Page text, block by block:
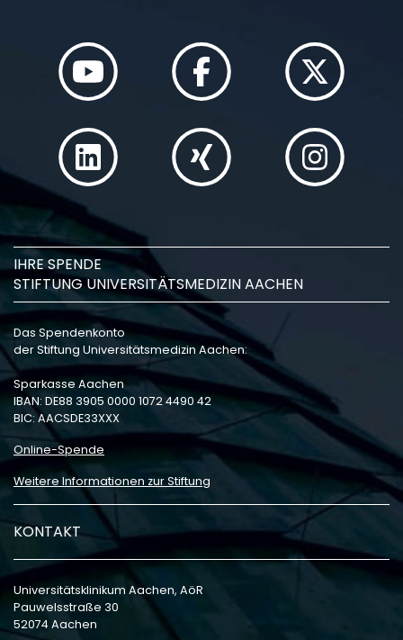
IHRE SPENDE
STIFTUNG UNIVERSITÄTSMEDIZIN AACHEN
Das Spendenkonto
der Stiftung Universitätsmedizin Aachen:
Sparkasse Aachen
IBAN: DE88 3905 0000 1072 4490 42
BIC: AACSDE33XXX
Online-Spende
Weitere Informationen zur Stiftung
KONTAKT
Universitätsklinikum Aachen, AöR
Pauwelsstraße 30
52074 Aachen